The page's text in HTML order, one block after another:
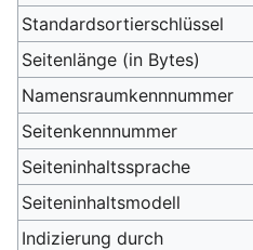
Standardsortierschlüssel
Seitenlänge (in Bytes)
Namensraumkennnummer
Seitenkennnummer
Seiteninhaltssprache
Seiteninhaltsmodell
Indizierung durch